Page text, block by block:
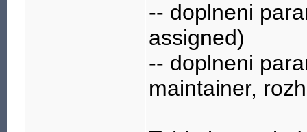
-- doplneni
assigned)
-- doplneni
maintainer,